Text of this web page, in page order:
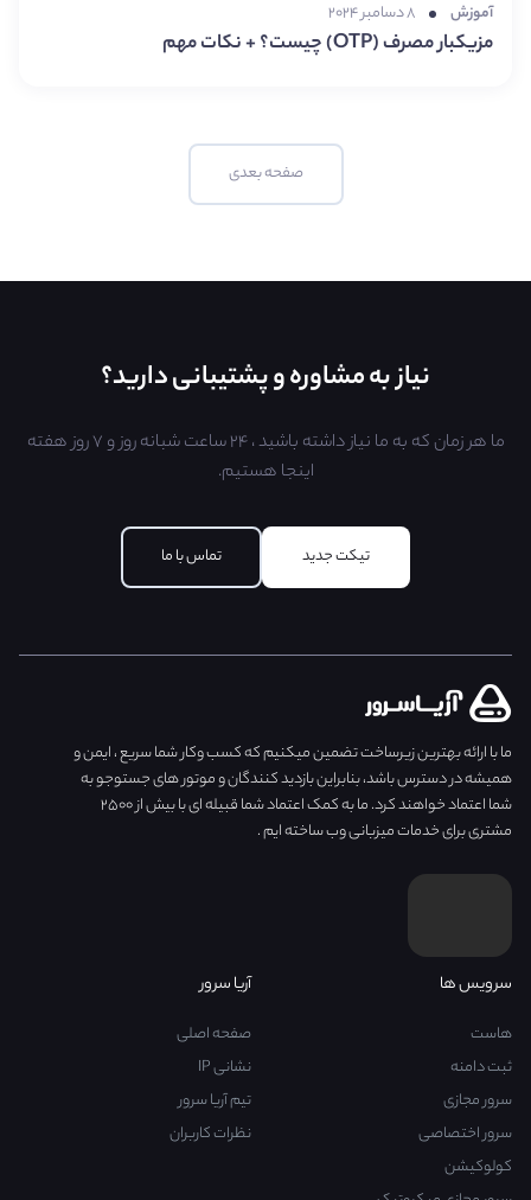
آموزش ۸ دسامبر ۲۰۲۴
مزیکبار مصرف (OTP) چیست؟ + نکات مهم
صفحه بعدی
نیاز به مشاوره و پشتیبانی دارید؟
ما هر زمان که به ما نیاز داشته باشید ، ۲۴ ساعت شبانه روز و ۷ روز هفته
اینجا هستیم.
تیکت جدید تماس با ما
ما با ارائه بهترین زیرساخت تضمین میکنیم که کسب وکار شما سریع ، ایمن و
همیشه در دسترس باشد، بنابراین بازدید کنندگان و موتور های جستوجو به
شما اعتماد خواهند کرد. ما به کمک اعتماد شما قبیله ای با بیش از ۲۵۰۰
مشتری برای خدمات میزبانی وب ساخته ایم .
سرویس ها
هاست
ثبت دامنه
سرور مجازی
سرور اختصاصی
کولوکیشن
آریا سرور
صفحه اصلی
نشانی IP
تیم آریا سرور
نظرات کاربران